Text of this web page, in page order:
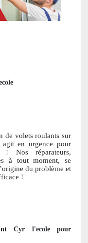
de volets roulants sur
agit en urgence pour
! Nos réparateurs,
à tout moment, se
du problème et
!
Cyr l'ecolepour